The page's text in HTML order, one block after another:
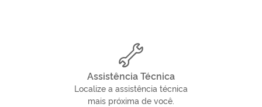
Assistência Técnica
Localize a assistência técnica
mais próxima de você.